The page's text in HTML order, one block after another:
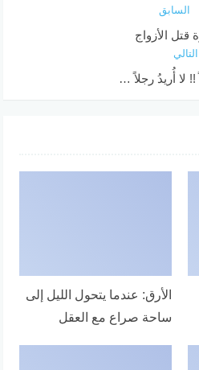
السابق
قتل الأزواج
التالي
!! لا أُريدُ رجلاً …
الأرق: عندما يتحول الليل إلى
ساحة صراع مع العقل